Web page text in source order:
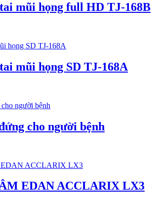
mũi họng full HD TJ-168B
mũi họng SD TJ-168A
cho người bệnh
EDAN ACCLARIX LX3